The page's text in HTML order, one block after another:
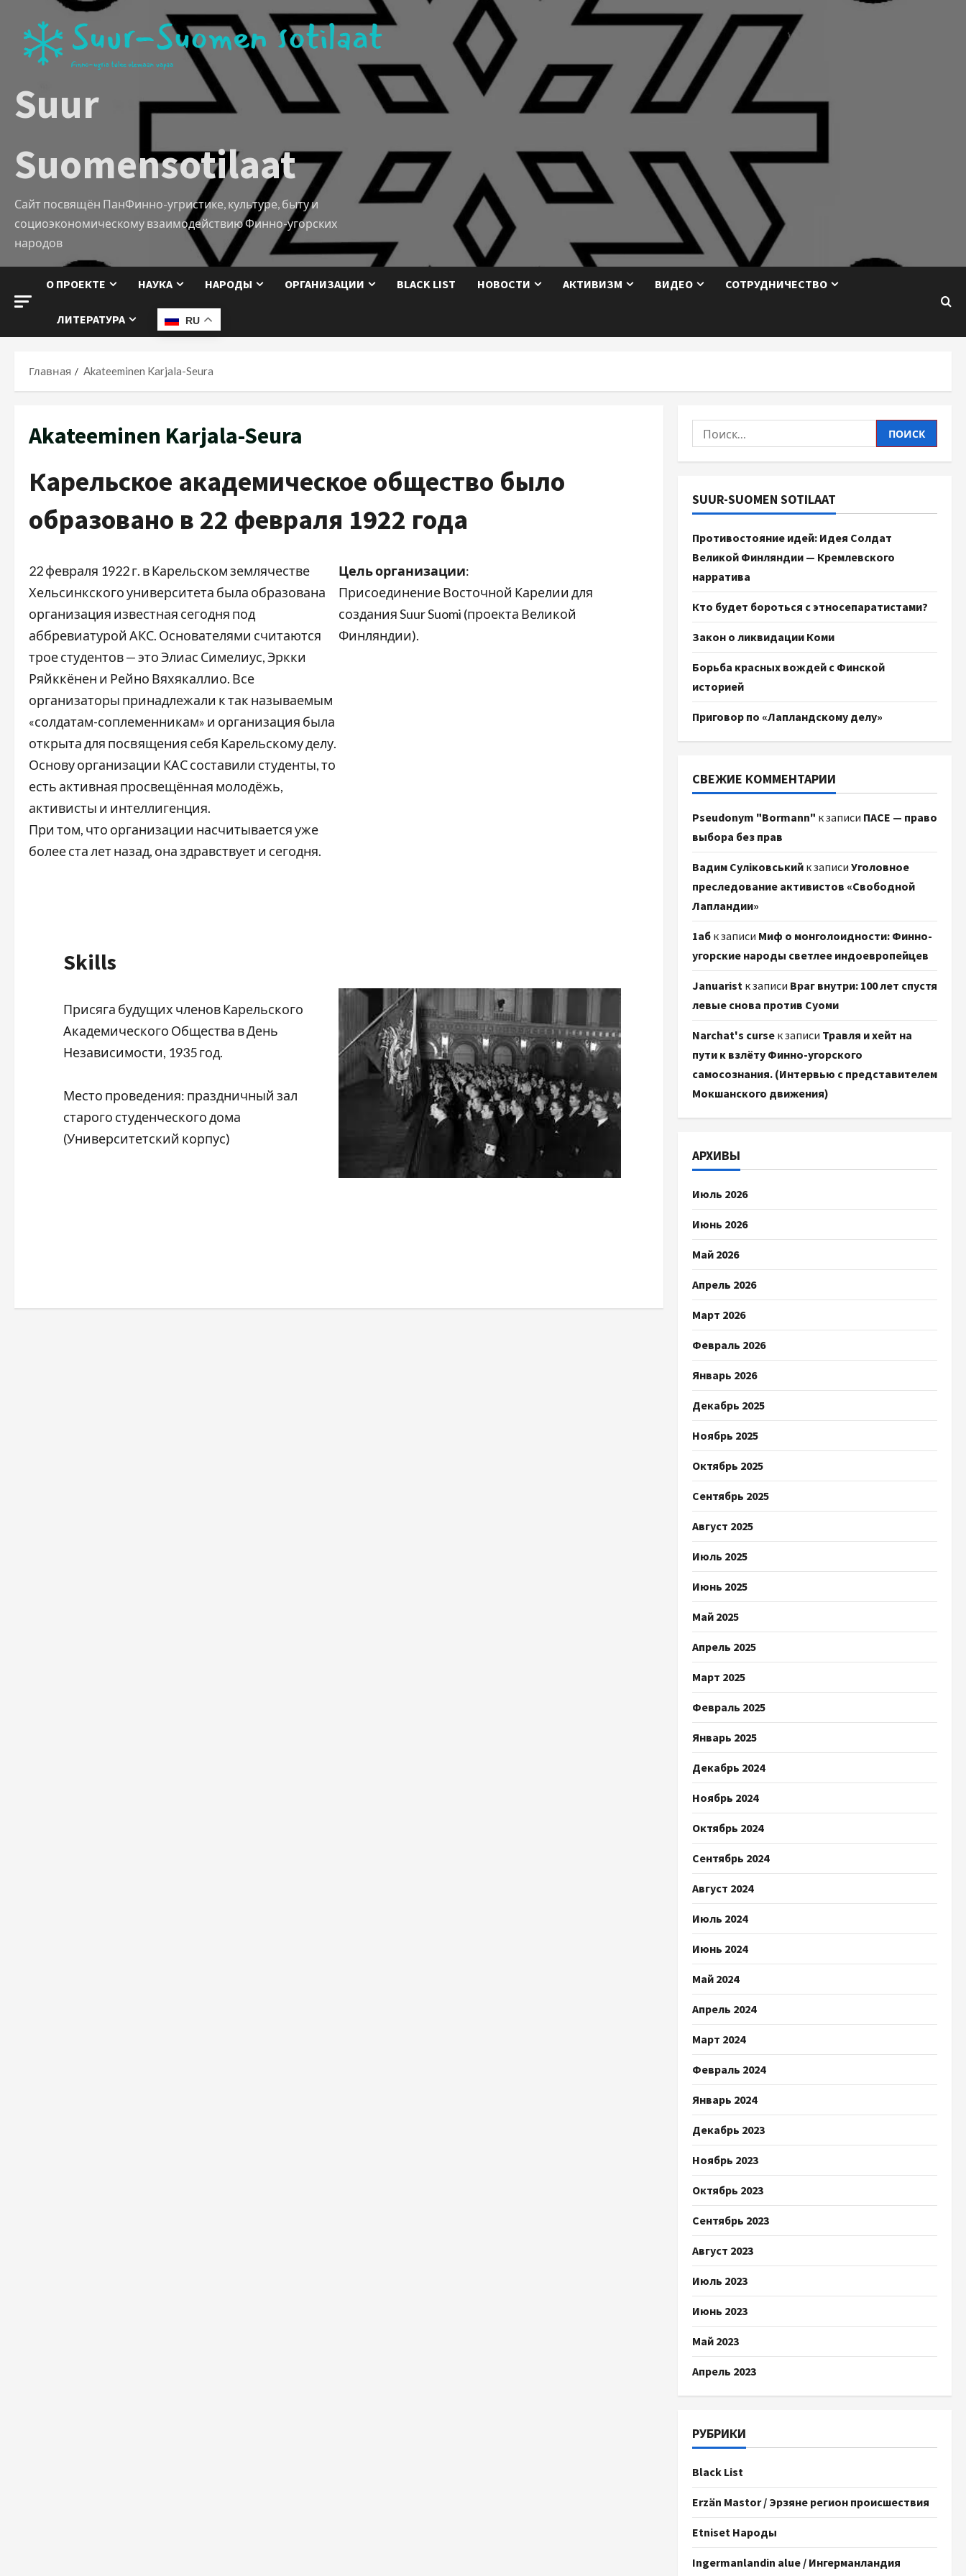
Suur
Suomensotilaat
Сайт посвящён ПанФинно-угристике, культуре, быту и
социоэкономическому взаимодействию Финно-угорских
народов
О ПРОЕКТЕ НАУКА НАРОДЫ ОРГАНИЗАЦИИ BLACK LIST НОВОСТИ АКТИВИЗМ ВИДЕО СОТРУДНИЧЕСТВО
ЛИТЕРАТУРА RU
Главная Akateeminen Karjala-Seura
Akateeminen Karjala-Seura
Карельское академическое общество было
образовано в 22 февраля 1922 года
22 февраля 1922 г. в Карельском землячестве
Хельсинкского университета была образована
организация известная сегодня под
аббревиатурой АКС. Основателями считаются
трое студентов — это Элиас Симелиус, Эркки
Ряйккёнен и Рейно Вяхякаллио. Все
организаторы принадлежали к так называемым
«солдатам-соплеменникам» и организация была
открыта для посвящения себя Карельскому делу.
Основу организации КАС составили студенты, то
есть активная просвещённая молодёжь,
активисты и интеллигенция.
При том, что организации насчитывается уже
более ста лет назад, она здравствует и сегодня.
Цель организации:
Присоединение Восточной Карелии для
создания Suur Suomi (проекта Великой
Финляндии).
Skills
Присяга будущих членов Карельского
Академического Общества в День
Независимости, 1935 год.
Место проведения: праздничный зал
старого студенческого дома
(Университетский корпус)
SUUR-SUOMEN SOTILAAT
Противостояние идей: Идея Солдат
Великой Финляндии — Кремлевского
нарратива
Кто будет бороться с этносепаратистами?
Закон о ликвидации Коми
Борьба красных вождей с Финской
историей
Приговор по «Лапландскому делу»
СВЕЖИЕ КОММЕНТАРИИ
Pseudonym "Bormann" к записи ПАСЕ — право
выбора без прав
Вадим Суліковськийк записи Уголовное
преследование активистов «Свободной
Лапландии»
1абк записи Миф о монголоидности: Финно-
угорские народы светлее индоевропейцев
Januaristк записи Враг внутри: 100 лет спустя
левые снова против Суоми
Narchat's curseк записи Травля и хейт на
пути к взлёту Финно-угорского
самосознания. (Интервью с представителем
Мокшанского движения)
АРХИВЫ
Июль 2026
Июнь 2026
Май 2026
Апрель 2026
Март 2026
Февраль 2026
Январь 2026
Декабрь 2025
Ноябрь 2025
Октябрь 2025
Сентябрь 2025
Август 2025
Июль 2025
Июнь 2025
Май 2025
Апрель 2025
Март 2025
Февраль 2025
Январь 2025
Декабрь 2024
Ноябрь 2024
Октябрь 2024
Сентябрь 2024
Август 2024
Июль 2024
Июнь 2024
Май 2024
Апрель 2024
Март 2024
Февраль 2024
Январь 2024
Декабрь 2023
Ноябрь 2023
Октябрь 2023
Сентябрь 2023
Август 2023
Июль 2023
Июнь 2023
Май 2023
Апрель 2023
РУБРИКИ
Black List
Erzän Mastor / Эрзяне регион происшествия
Etniset Народы
Ingermanlandin alue / Ингерманландия